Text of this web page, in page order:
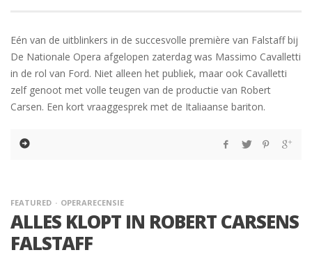
Eén van de uitblinkers in de succesvolle première van Falstaff bij
De Nationale Opera afgelopen zaterdag was Massimo Cavalletti
in de rol van Ford. Niet alleen het publiek, maar ook Cavalletti
zelf genoot met volle teugen van de productie van Robert
Carsen. Een kort vraaggesprek met de Italiaanse bariton.
FEATURED OPERARECENSIE
ALLES KLOPT IN ROBERT CARSENS
FALSTAFF